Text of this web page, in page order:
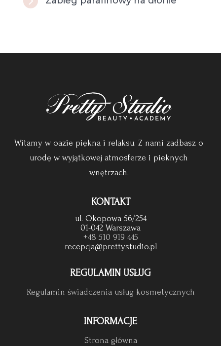
Witamy w oazie piękna i relaksu. Z nami zadbasz o
urodę w wyjątkowej atmosferze i pieknych
wnętrzach.
KONTAKT
ul. Okopowa 56/254
01-042 Warszawa
+48 510 919 445
recepcja@prettystudio.pl
REGULAMIN USŁUG
Regulamin świadczenia usług kosmetycznych
INFORMACJE
Strona główna